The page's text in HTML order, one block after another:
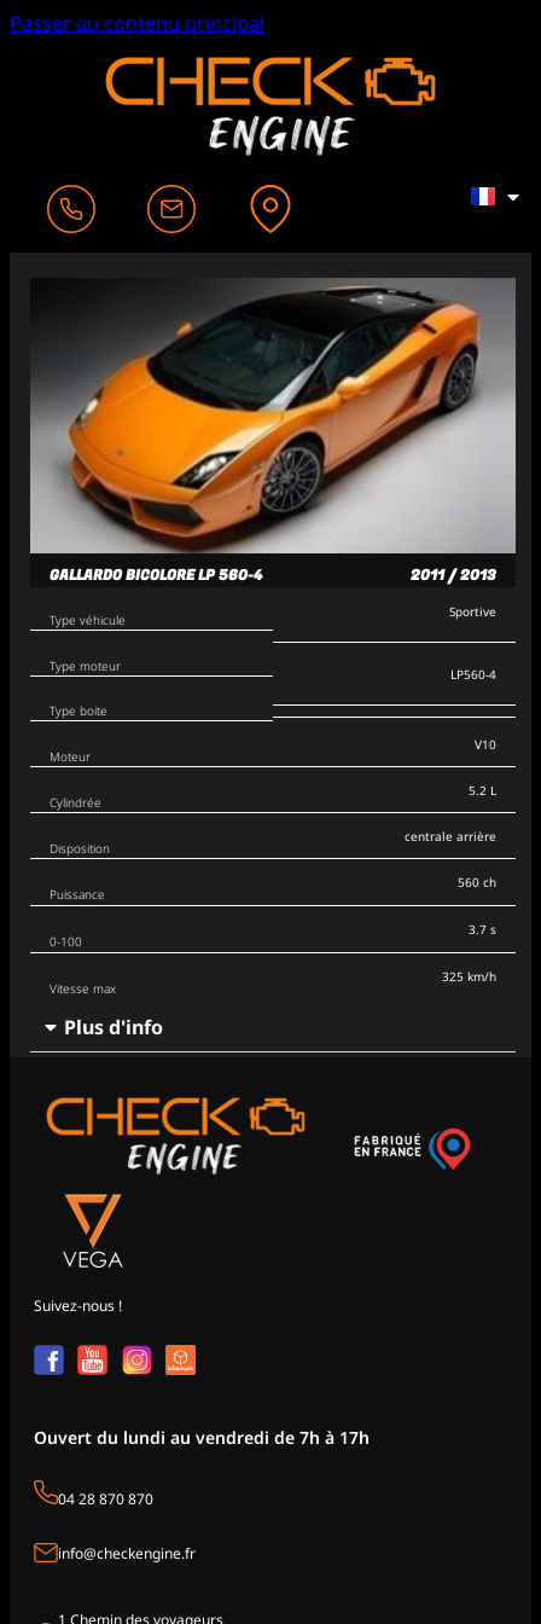
Passer au contenu principal
GALLARDO BICOLORE LP 560-4 2011 / 2013
Type véhicule
Type moteur
Type boite
Sportive
LP560-4
Moteur
Cylindrée
Disposition
V10
5.2 L
centrale arrière
Puissance
0-100
Vitesse max
560 ch
3.7 s
325 km/h
Plus d'info
Suivez-nous !
Ouvert du lundi au vendredi de 7h à 17h
04 28 870 870
info@checkengine.fr
1 Chemin des voyageurs